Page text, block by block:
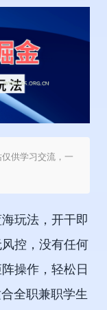
供学习交流，一
玩法，开干即
控，没有任何
操作，轻松日
全职兼职学生